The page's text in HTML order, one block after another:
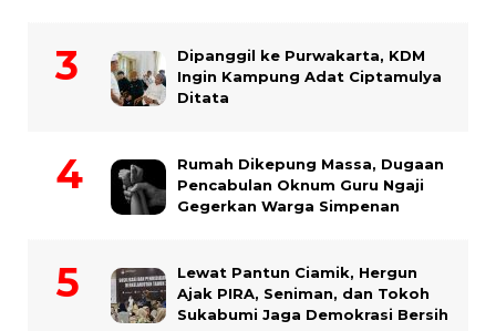
Dipanggil ke Purwakarta, KDM
Ingin Kampung Adat Ciptamulya
Ditata
Rumah Dikepung Massa, Dugaan
Pencabulan Oknum Guru Ngaji
Gegerkan Warga Simpenan
Lewat Pantun Ciamik, Hergun
Ajak PIRA, Seniman, dan Tokoh
Sukabumi Jaga Demokrasi Bersih